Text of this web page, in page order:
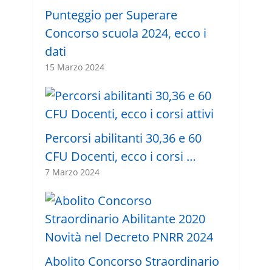
Punteggio per Superare
Concorso scuola 2024, ecco i
dati
15 Marzo 2024
Percorsi abilitanti 30,36 e 60
CFU Docenti, ecco i corsi …
7 Marzo 2024
Abolito Concorso Straordinario